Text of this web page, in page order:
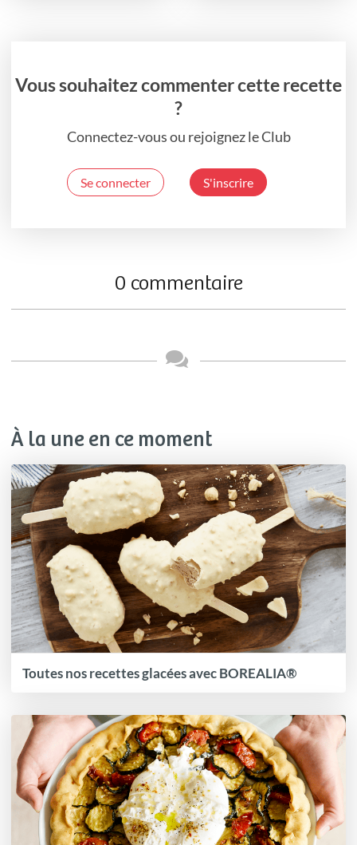
Vous souhaitez commenter cette recette
?
Connectez-vous ou rejoignez le Club
Se connecter S'inscrire
0 commentaire
À la une en ce moment
Toutes nos recettes glacées avec BOREALIA®